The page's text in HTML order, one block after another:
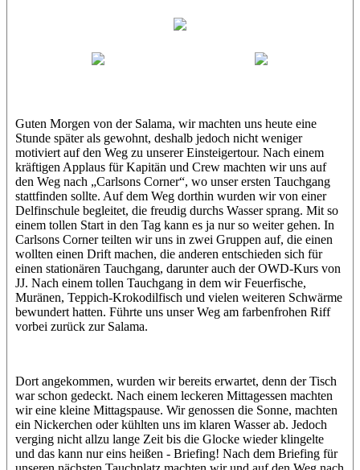
Guten Morgen von der Salama, wir machten uns heute eine
Stunde später als gewohnt, deshalb jedoch nicht weniger
motiviert auf den Weg zu unserer Einsteigertour. Nach einem
kräftigen Applaus für Kapitän und Crew machten wir uns auf
den Weg nach „Carlsons Corner“, wo unser ersten Tauchgang
stattfinden sollte. Auf dem Weg dorthin wurden wir von einer
Delfinschule begleitet, die freudig durchs Wasser sprang. Mit so
einem tollen Start in den Tag kann es ja nur so weiter gehen. In
Carlsons Corner teilten wir uns in zwei Gruppen auf, die einen
wollten einen Drift machen, die anderen entschieden sich für
einen stationären Tauchgang, darunter auch der OWD-Kurs von
JJ. Nach einem tollen Tauchgang in dem wir Feuerfische,
Muränen, Teppich-Krokodilfisch und vielen weiteren Schwärme
bewundert hatten. Führte uns unser Weg am farbenfrohen Riff
vorbei zurück zur Salama.
Dort angekommen, wurden wir bereits erwartet, denn der Tisch
war schon gedeckt. Nach einem leckeren Mittagessen machten
wir eine kleine Mittagspause. Wir genossen die Sonne, machten
ein Nickerchen oder kühlten uns im klaren Wasser ab. Jedoch
verging nicht allzu lange Zeit bis die Glocke wieder klingelte
und das kann nur eins heißen - Briefing! Nach dem Briefing für